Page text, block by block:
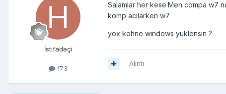
İstifadəçi
173
Salamlar her kese.Men compa w7
komp acilarken w7
yox kohne windows yuklensin ?
Alıntı